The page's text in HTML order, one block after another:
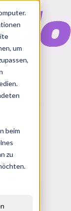
um
beim
zu